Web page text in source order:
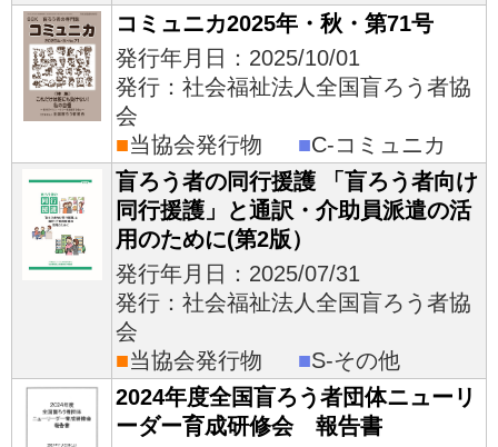
コミュニカ2025年・秋・第71号
発行年月日：2025/10/01
発行：社会福祉法人全国盲ろう者協
会
■当協会発行物 ■C-コミュニカ
盲ろう者の同行援護 「盲ろう者向け
同行援護」と通訳・介助員派遣の活
用のために(第2版）
発行年月日：2025/07/31
発行：社会福祉法人全国盲ろう者協
会
■当協会発行物 ■S-その他
2024年度全国盲ろう者団体ニューリ
ーダー育成研修会 報告書